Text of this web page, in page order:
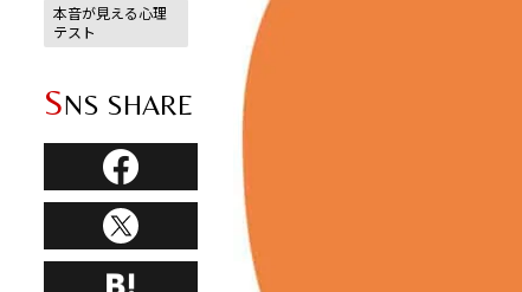
本音が見える心理
テスト
SNS SHARE